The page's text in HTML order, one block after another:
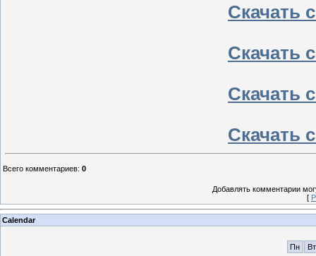
Скачать
Скачать
Скачать
Скачать
Всего комментариев: 0
Добавлять комментарии
[
Calendar
Пн Вт